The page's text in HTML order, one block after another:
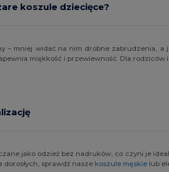
koszule dziecięce?
– mniej widać na nim drobne zabrudzenia,
miękkość i przewiewność. Dla
jako odzież bez nadruków, co czyni je
dorosłych, sprawdź nasze koszule męskie lub